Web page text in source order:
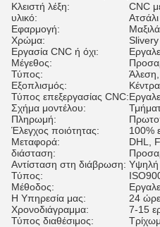
Κλειστή λέξη:
CNC
υλικό:
Εφαρμογή:
Χρώμα:
Slivery
Εργασία CNC ή όχι:
Μέγεθος:
Τύπος:
Άλεση,
Εξοπλισμός:
Τύπος επεξεργασίας CNC:
Σχήμα μοντέλου:
Πληρωμή:
Έλεγχος ποιότητας:
100%
Μεταφορά:
DHL,
διάσταση:
Αντίσταση στη διάβρωση: Υψηλή
Τύπος:
Μέθοδος:
Η Υπηρεσία μας:
24
Χρονοδιάγραμμα:
7-15
Τύπος διαθέσιμος: